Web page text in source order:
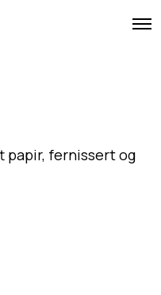
O
papir, fernissert og